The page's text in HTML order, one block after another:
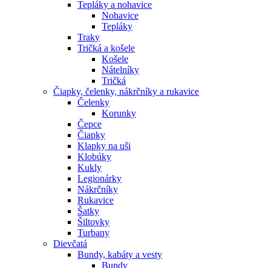
Tepláky a nohavice
Nohavice
Tepláky
Traky
Tričká a košele
Košele
Nátelníky
Tričká
Čiapky, čelenky, nákrčníky a rukavice
Čelenky
Korunky
Čepce
Čiapky
Klapky na uši
Klobúky
Kukly
Legionárky
Nákrčníky
Rukavice
Šatky
Šiltovky
Turbany
Dievčatá
Bundy, kabáty a vesty
Bundy